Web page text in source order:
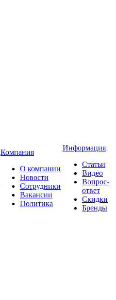
Компания
О компании
Новости
Сотрудники
Вакансии
Политика
Информация
Статьи
Видео
Вопрос-
ответ
Скидки
Бренды